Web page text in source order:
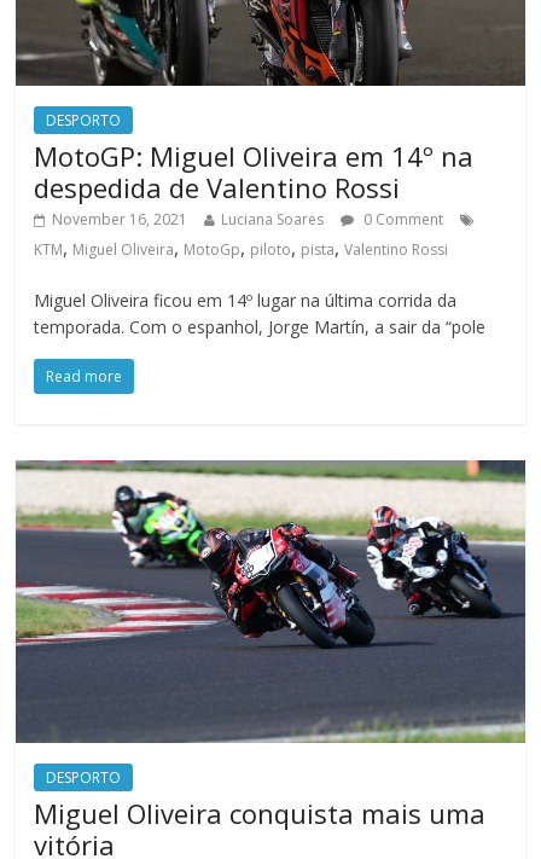
DESPORTO
MotoGP: Miguel Oliveira em 14º na
despedida de Valentino Rossi
November 16, 2021 Luciana Soares
0 Comment
KTM, Miguel Oliveira, MotoGp, piloto, pista,Valentino Rossi
Miguel Oliveira ficou em 14º lugar na última corrida da
temporada. Com o espanhol, Jorge Martín, a sair da “pole
Read more
DESPORTO
Miguel Oliveira conquista mais uma
vitória